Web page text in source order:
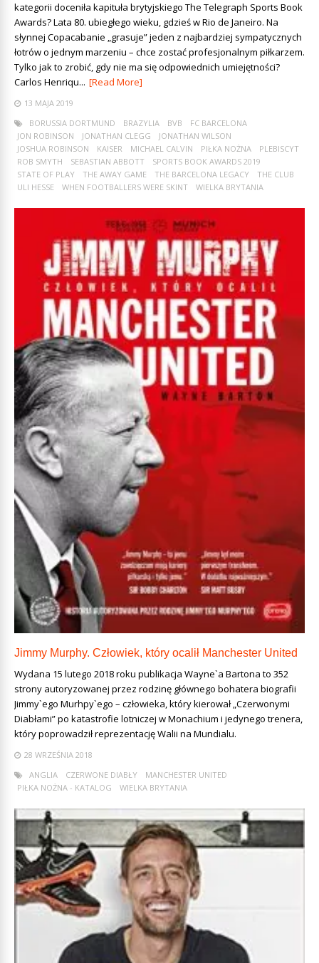
kategorii doceniła kapituła brytyjskiego The Telegraph Sports Book
Awards? Lata 80. ubiegłego wieku, gdzieś w Rio de Janeiro. Na
słynnej Copacabanie „grasuje” jeden z najbardziej sympatycznych
łotrów o jednym marzeniu – chce zostać profesjonalnym piłkarzem.
Tylko jak to zrobić, gdy nie ma się odpowiednich umiejętności?
Carlos Henriqu... [Read More]
13 MAJA 2019
BORUSSIA DORTMUND
BRAZYLIA BVB
FC BARCELONA
JON ROBINSON
JONATHAN CLEGG
JONATHAN WILSON
JOSHUA ROBINSON
KAISER MICHAEL CALVIN PIŁKA NOŻNA
PLEBISCYT
ROB SMYTH
SEBASTIAN ABBOTT
SPORTS BOOK AWARDS 2019
STATE OF PLAY
THE AWAY GAME THE BARCELONA LEGACY
THE CLUB
ULI HESSE
WHEN FOOTBALLERS WERE SKINT WIELKA BRYTANIA
Jimmy Murphy. Człowiek, który ocalił Manchester United
Wydana 15 lutego 2018 roku publikacja Wayne`a Bartona to 352
strony autoryzowanej przez rodzinę głównego bohatera biografii
Jimmy`ego Murhpy`ego – człowieka, który kierował „Czerwonymi
Diabłami” po katastrofie lotniczej w Monachium i jedynego trenera,
który poprowadził reprezentację Walii na Mundialu.
28 WRZEŚNIA 2018
ANGLIA
CZERWONE DIABŁY
MANCHESTER UNITED
PIŁKA NOŻNA - KATALOG
WIELKA BRYTANIA